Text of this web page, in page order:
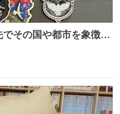
その国や都市を象徴す
マグネットを買い、今
旅の思い出が鮮明によ